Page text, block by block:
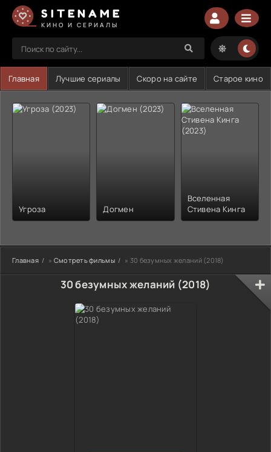
SITENAME
КИНО И СЕРИАЛЫ
Главная Лучшие сериалы Скоро на сайте Старое кино
Угроза Догмен
Вселенная
Стивена Кинга
Главная » Смотреть фильмы » 30 безумных желаний (2018)
30 безумных желаний (2018)